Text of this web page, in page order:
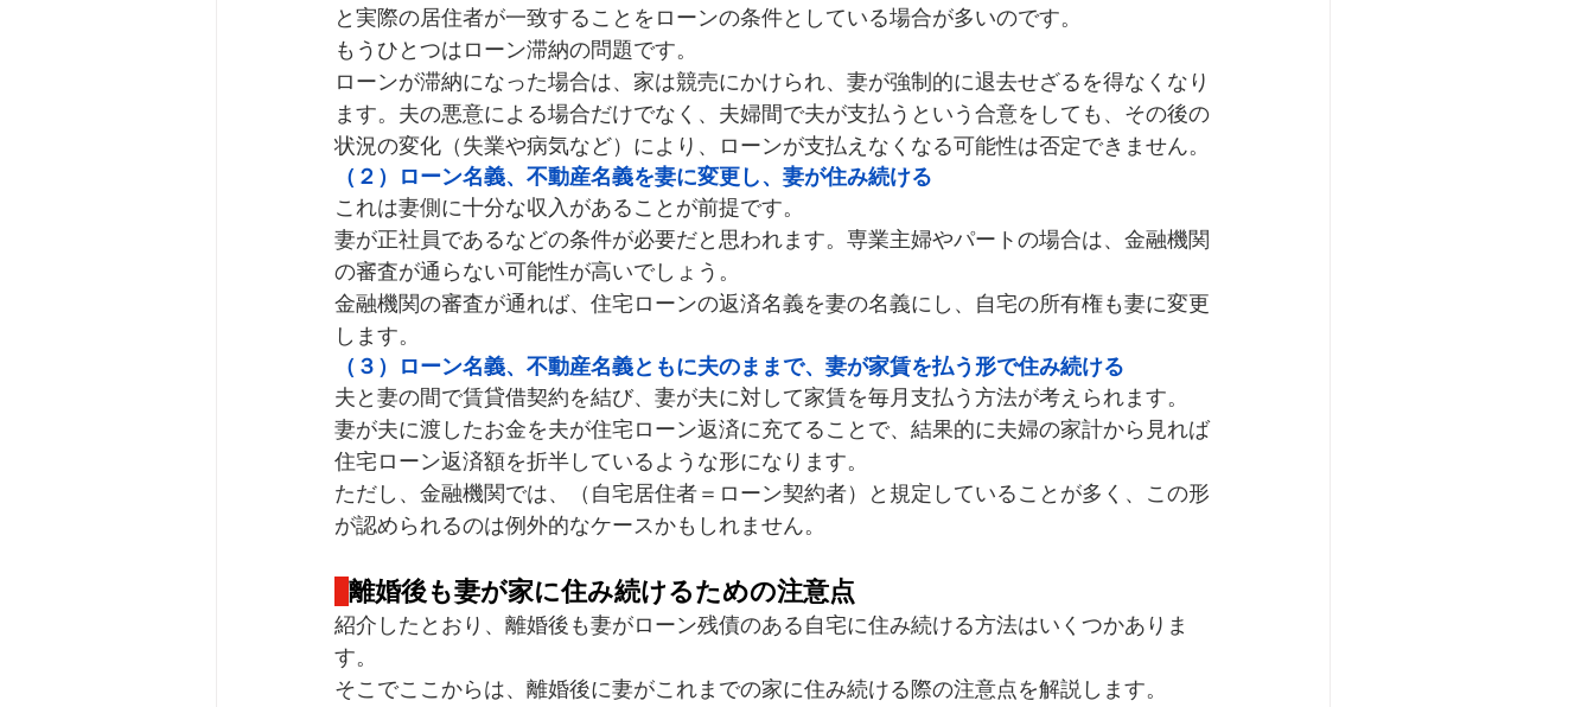
と実際の居住者が一致することをローンの条件としている場合が多いのです。
もうひとつはローン滞納の問題です。
ローンが滞納になった場合は、家は競売にかけられ、妻が強制的に退去せざるを得なくなり
ます。夫の悪意による場合だけでなく、夫婦間で夫が支払うという合意をしても、その後の
状況の変化（失業や病気など）により、ローンが支払えなくなる可能性は否定できません。
（２）ローン名義、不動産名義を妻に変更し、妻が住み続ける
これは妻側に十分な収入があることが前提です。
妻が正社員であるなどの条件が必要だと思われます。専業主婦やパートの場合は、金融機関
の審査が通らない可能性が高いでしょう。
金融機関の審査が通れば、住宅ローンの返済名義を妻の名義にし、自宅の所有権も妻に変更
します。
（３）ローン名義、不動産名義ともに夫のままで、妻が家賃を払う形で住み続ける
夫と妻の間で賃貸借契約を結び、妻が夫に対して家賃を毎月支払う方法が考えられます。
妻が夫に渡したお金を夫が住宅ローン返済に充てることで、結果的に夫婦の家計から見れば
住宅ローン返済額を折半しているような形になります。
ただし、金融機関では、（自宅居住者＝ローン契約者）と規定していることが多く、この形
が認められるのは例外的なケースかもしれません。
離婚後も妻が家に住み続けるための注意点
紹介したとおり、離婚後も妻がローン残債のある自宅に住み続ける方法はいくつかありま
す。
そこでここからは、離婚後に妻がこれまでの家に住み続ける際の注意点を解説します。